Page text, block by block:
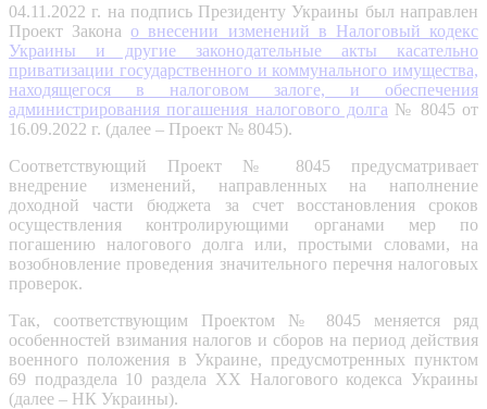
04.11.2022 г. на подпись Президенту Украины был направлен
Проект Закона о внесении изменений в Налоговый кодекс
Украины и другие законодательные акты касательно
приватизации государственного и коммунального имущества,
находящегося в налоговом залоге, и обеспечения
администрирования погашения налогового долга № 8045 от
16.09.2022 г. (далее – Проект № 8045).
Соответствующий Проект № 8045 предусматривает
внедрение изменений, направленных на наполнение
доходной части бюджета за счет восстановления сроков
осуществления контролирующими органами мер по
погашению налогового долга или, простыми словами, на
возобновление проведения значительного перечня налоговых
проверок.
Так, соответствующим Проектом № 8045 меняется ряд
особенностей взимания налогов и сборов на период действия
военного положения в Украине, предусмотренных пунктом
69 подраздела 10 раздела ХХ Налогового кодекса Украины
(далее – НК Украины).